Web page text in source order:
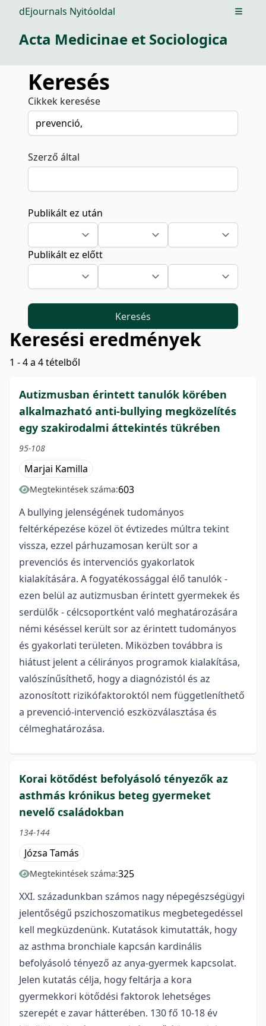
dEjournals Nyitóoldal Open
Acta Medicinae et Sociologica
Keresés
Cikkek keresése
Szerző által
Publikált ez után
Publikált ez előtt
Keresés
Keresési eredmények
1 - 4 a 4 tételből
Autizmusban érintett tanulók körében
alkalmazható anti-bullying megközelítés
egy szakirodalmi áttekintés tükrében
95-108
Marjai Kamilla
Megtekintések száma:603
A bullying jelenségének tudományos
feltérképezése közel öt évtizedes múltra tekint
vissza, ezzel párhuzamosan került sor a
prevenciós és intervenciós gyakorlatok
kialakítására. A fogyatékossággal élő tanulók -
ezen belül az autizmusban érintett gyermekek és
serdülők - célcsoportként való meghatározására
némi késéssel került sor az érintett tudományos
és gyakorlati területen. Miközben továbbra is
hiátust jelent a célirányos programok kialakítása,
valószínűsíthető, hogy a diagnózistól és az
azonosított rizikófaktoroktól nem függetleníthető
a prevenció-intervenció eszközválasztása és
célmeghatározása.
Korai kötődést befolyásoló tényezők az
asthmás krónikus beteg gyermeket
nevelő családokban
134-144
Józsa Tamás
Megtekintések száma:325
XXI. századunkban számos nagy népegészségügyi
jelentőségű pszichoszomatikus megbetegedéssel
kell megküzdenünk. Kutatások kimutatták, hogy
az asthma bronchiale kapcsán kardinális
befolyásoló tényező az anya-gyermek kapcsolat.
Jelen kutatás célja, hogy feltárja a kora
gyermekkori kötődési faktorok lehetséges
szerepét e zavar hátterében. 130 fő 10-18 év